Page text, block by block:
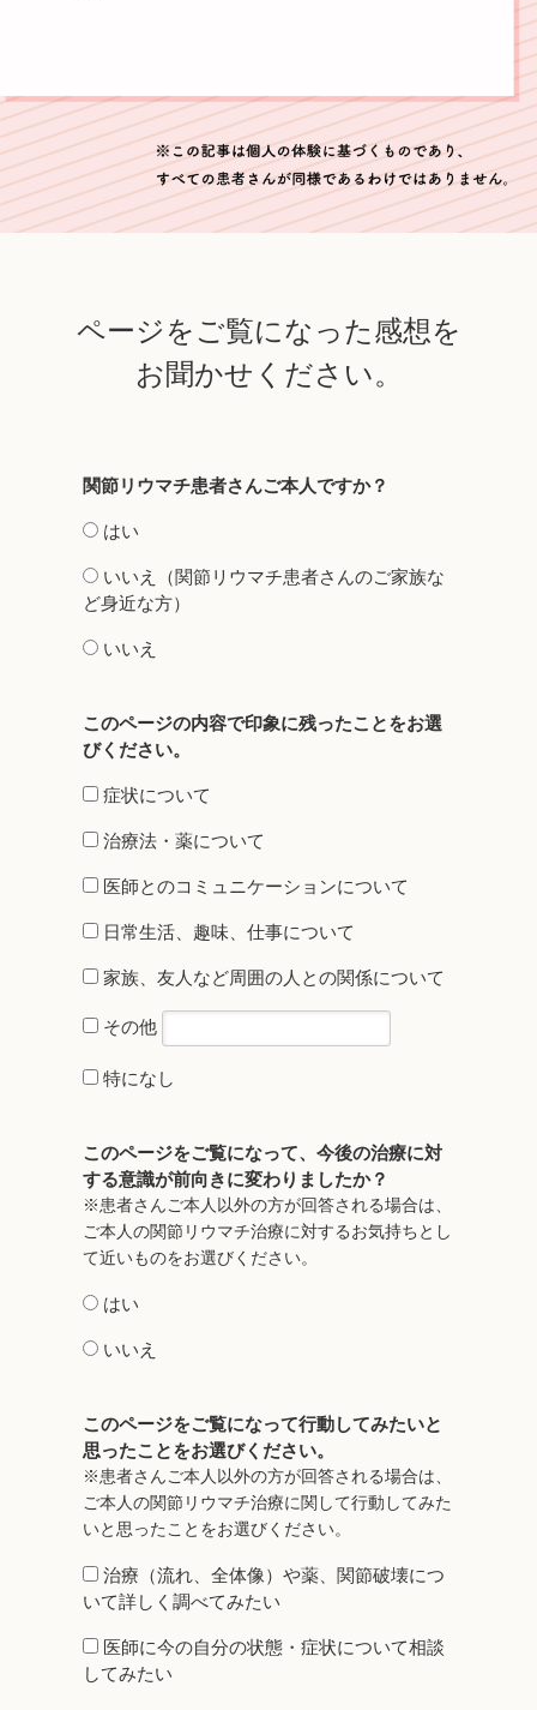
ページをご覧になった感想を
お聞かせください。
関節リウマチ患者さんご本人ですか？
はい
いいえ（関節リウマチ患者さんのご家族な
ど身近な方）
いいえ
このページの内容で印象に残ったことをお選
びください。​
症状について
治療法・薬について
医師とのコミュニケーションについて
日常生活、趣味、仕事について
家族、友人など周囲の人との関係について
その他
特になし
このページをご覧になって、今後の治療に対
する意識が前向きに変わりましたか？
※患者さんご本人以外の方が回答される場合は、
ご本人の関節リウマチ治療に対するお気持ちとし
て近いものをお選びください。
はい
いいえ
このページをご覧になって行動してみたいと
思ったことをお選びください。
※患者さんご本人以外の方が回答される場合は、
ご本人の関節リウマチ治療に関して行動してみた
いと思ったことをお選びください。
治療（流れ、全体像）や薬、関節破壊につ
いて詳しく調べてみたい
医師に今の自分の状態・症状について相談
してみたい